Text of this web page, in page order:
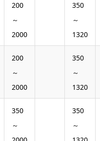
200
～
2000
350
～
1320
200
～
2000
350
～
1320
350
～
350
～